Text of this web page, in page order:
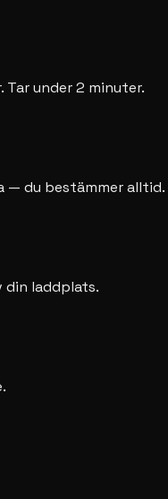
under 2 minuter.
— du bestämmer alltid.
din laddplats.